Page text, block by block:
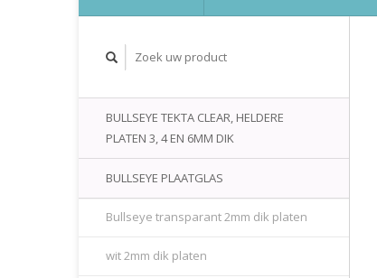
BULLSEYE TEKTA CLEAR, HELDERE
PLATEN 3, 4 EN 6MM DIK
BULLSEYE PLAATGLAS
Bullseye transparant 2mm dik platen
wit 2mm dik platen